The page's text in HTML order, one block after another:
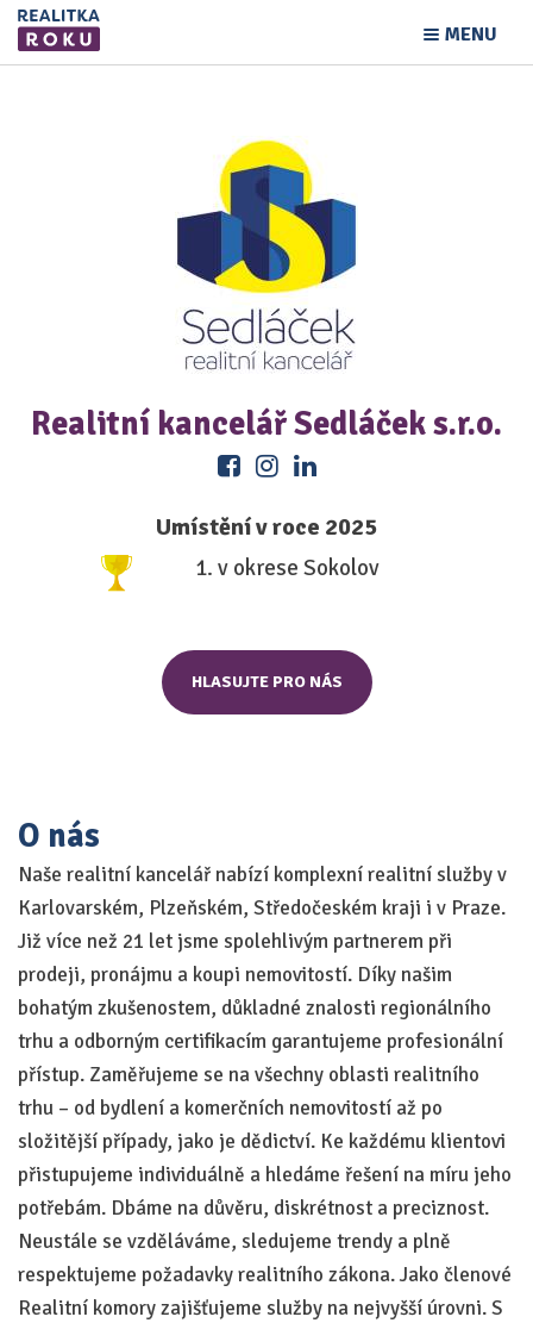
MENU
Realitní kancelář Sedláček s.r.o.
Umístění v roce 2025
1. v okrese Sokolov
HLASUJTE PRO NÁS
O nás
Naše realitní kancelář nabízí komplexní realitní služby v
Karlovarském, Plzeňském, Středočeském kraji i v Praze.
Již více než 21 let jsme spolehlivým partnerem při
prodeji, pronájmu a koupi nemovitostí. Díky našim
bohatým zkušenostem, důkladné znalosti regionálního
trhu a odborným certifikacím garantujeme profesionální
přístup. Zaměřujeme se na všechny oblasti realitního
trhu – od bydlení a komerčních nemovitostí až po
složitější případy, jako je dědictví. Ke každému klientovi
přistupujeme individuálně a hledáme řešení na míru jeho
potřebám. Dbáme na důvěru, diskrétnost a preciznost.
Neustále se vzděláváme, sledujeme trendy a plně
respektujeme požadavky realitního zákona. Jako členové
Realitní komory zajišťujeme služby na nejvyšší úrovni. S